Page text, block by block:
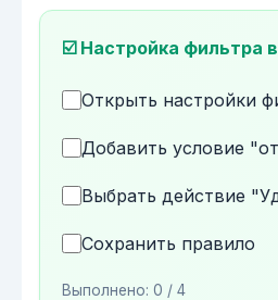
☑️ Настройка фильтра
Открыть настройки
Добавить условие
Выбрать действие
Сохранить правило
Выполнено: 0 / 4